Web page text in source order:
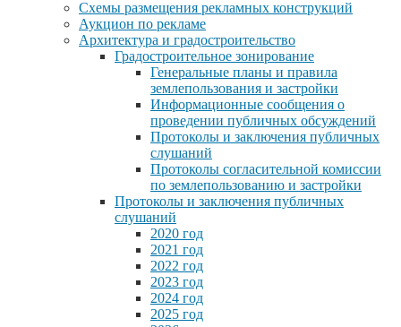
Схемы размещения рекламных конструкций
Аукцион по рекламе
Архитектура и градостроительство
Градостроительное зонирование
Генеральные планы и правила
землепользования и застройки
Информационные сообщения о
проведении публичных обсуждений
Протоколы и заключения публичных
слушаний
Протоколы согласительной комиссии
по землепользованию и застройки
Протоколы и заключения публичных
слушаний
2020 год
2021 год
2022 год
2023 год
2024 год
2025 год